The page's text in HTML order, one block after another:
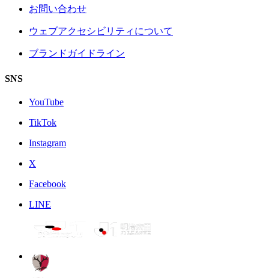
お問い合わせ
ウェブアクセシビリティについて
ブランドガイドライン
SNS
YouTube
TikTok
Instagram
X
Facebook
LINE